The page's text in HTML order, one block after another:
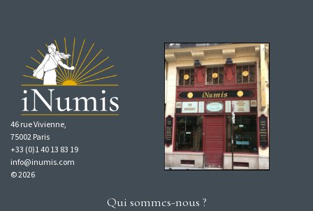
46 rue Vivienne,
75002 Paris
+33 (0)1 40 13 83 19
info@inumis.com
© 2026
Qui sommes-nous ?